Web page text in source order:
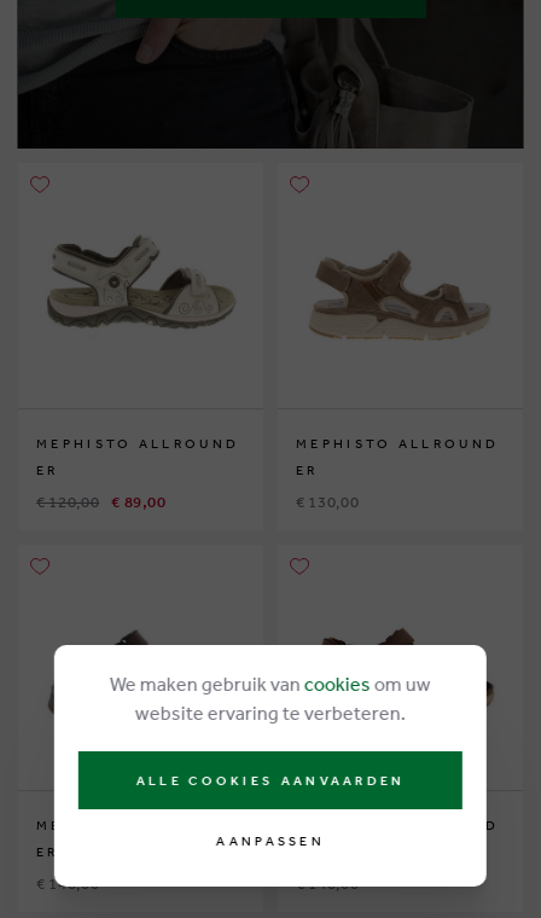
MEPHISTO ALLROUND
ER
€ 120,00 € 89,00
MEPHISTO ALLROUND
ER
€ 130,00
MEPHISTO ALLROUND
ER
€ 140,00
MEPHISTO ALLROUND
€ 140,00
We maken gebruik van cookies om uw
website ervaring te verbeteren.
ALLE COOKIES AANVAARDEN
AANPASSEN